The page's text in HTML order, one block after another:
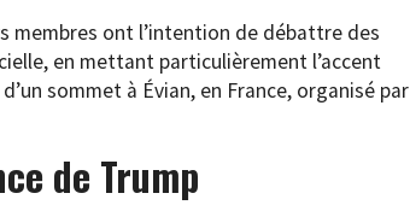
membres ont l’intention de débattre des
en mettant particulièrement l’accent
sommet à Évian, en France, organisé par
de Trump